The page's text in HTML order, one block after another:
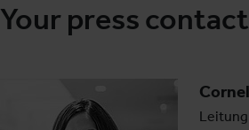
Your press contact